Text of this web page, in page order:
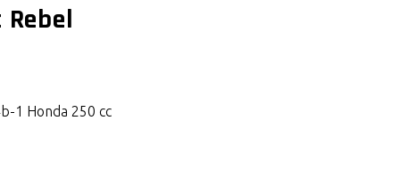
Rebel
1 Honda 250 cc